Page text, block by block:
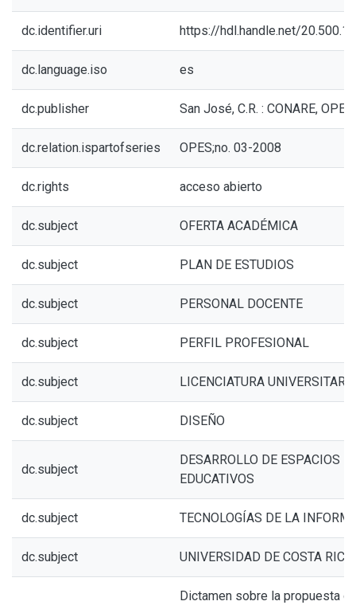
dc.identifier.uri https://hdl.handle.net/
dc.language.iso es
dc.publisher San José, C.R. : CONARE, OPES
dc.relation.ispartofseries OPES;no. 03-2008
dc.rights acceso abierto
dc.subject OFERTA ACADÉMICA
dc.subject PLAN DE ESTUDIOS
dc.subject PERSONAL DOCENTE
dc.subject PERFIL PROFESIONAL
dc.subject LICENCIATURA
dc.subject DISEÑO
dc.subject
DESARROLLO DE ESPACIOS
EDUCATIVOS
dc.subject TECNOLOGÍAS DE LA
dc.subject UNIVERSIDAD DE COSTA RICA
Dictamen sobre la propuesta